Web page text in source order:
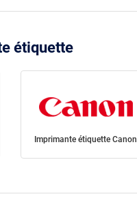
étiquette
Imprimante étiquette Canon